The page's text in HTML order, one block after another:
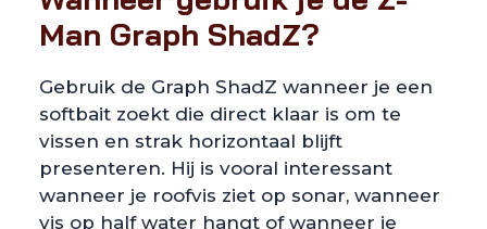
Man Graph ShadZ?
Gebruik de Graph ShadZ wanneer je een
softbait zoekt die direct klaar is om te
vissen en strak horizontaal blijft
presenteren. Hij is vooral interessant
wanneer je roofvis ziet op sonar, wanneer
vis op half water hangt of wanneer je